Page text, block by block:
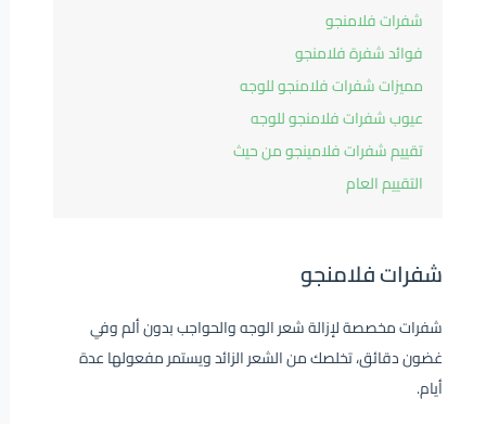
شفرات فلامنجو
فوائد شفرة فلامنجو
مميزات شفرات فلامنجو للوجه
عيوب شفرات فلامنجو للوجه
تقييم شفرات فلامينجو من حيث
التقييم العام
شفرات فلامنجو
شفرات مخصصة لإزالة شعر الوجه والحواجب بدون ألم وفي
غضون دقائق، تخلصك من الشعر الزائد ويستمر مفعولها عدة
أيام.